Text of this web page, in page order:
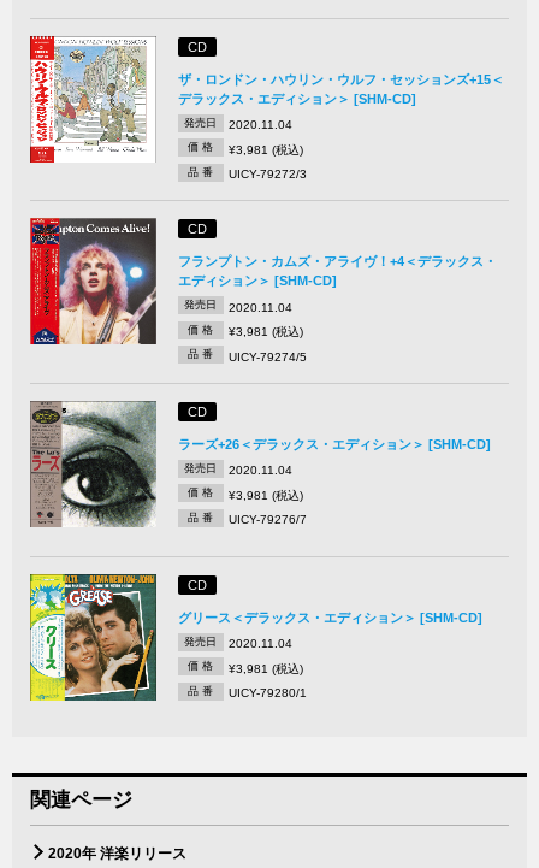
CD
ザ・ロンドン・ハウリン・ウルフ・セッションズ+15＜
デラックス・エディション＞ [SHM-CD]
発売日 2020.11.04
価 格 ¥3,981 (税込)
品 番 UICY-79272/3
CD
フランプトン・カムズ・アライヴ！+4＜デラックス・
エディション＞ [SHM-CD]
発売日 2020.11.04
価 格 ¥3,981 (税込)
品 番 UICY-79274/5
CD
ラーズ+26＜デラックス・エディション＞ [SHM-CD]
発売日 2020.11.04
価 格 ¥3,981 (税込)
品 番 UICY-79276/7
CD
グリース＜デラックス・エディション＞ [SHM-CD]
発売日 2020.11.04
価 格 ¥3,981 (税込)
品 番 UICY-79280/1
関連ページ
2020年 洋楽リリース